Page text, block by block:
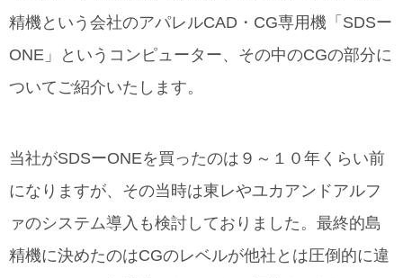
精機という会社のアパレルCAD・CG専用機「SDSー
ONE」というコンピューター、その中のCGの部分に
ついてご紹介いたします。
当社がSDSーONEを買ったのは９～１０年くらい前
になりますが、その当時は東レやユカアンドアルフ
ァのシステム導入も検討しておりました。最終的島
精機に決めたのはCGのレベルが他社とは圧倒的に違